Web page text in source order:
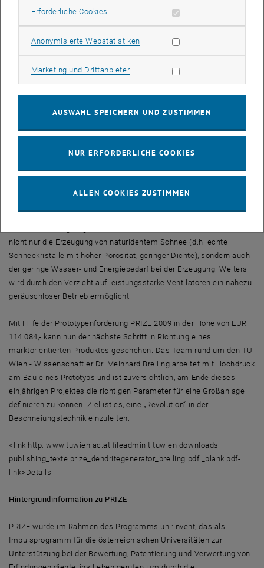
Kunstschnee wie aus den Wolken
In einen völligen anderen Bereich fällt die zweite ausgezeichnete
Schneeerzeuger, der naturähnlichen Schnee als Endprodukt liefert
Bei dieser Art der Schneeerzeugung werden echte Schneekristalle
Erzeugung von Schnee durch einen hohen Energie- und
nicht nur die Erzeugung von naturidentem Schnee (d.h. echte
Schneekristalle mit hoher Porosität, geringer Dichte), sondern auch
der geringe Wasser- und Energiebedarf bei der Erzeugung. Weiters
wird durch den Verzicht auf leistungsstarke Ventilatoren ein nahezu
geräuschloser Betrieb ermöglicht.
Mit Hilfe der Prototypenförderung PRIZE 2009 in der Höhe von EUR
114.084,- kann nun der nächste Schritt in Richtung eines
marktorientierten Produktes geschehen. Das Team rund um den TU
Wien - Wissenschaftler Dr. Meinhard Breiling arbeitet mit Hochdruck
am Bau eines Prototyps und ist zuversichtlich, am Ende dieses
einjährigen Projektes die richtigen Parameter für eine Großanlage
definieren zu können. Ziel ist es, eine „Revolution“ in der
Beschneiungstechnik einzuleiten.
<link http: www.tuwien.ac.at fileadmin t tuwien downloads
publishing_texte prize_dendritegenerator_breiling.pdf _blank pdf-
link>Details
Hintergrundinformation zu PRIZE
PRIZE wurde im Rahmen des Programms uni:invent, das als
Impulsprogramm für die österreichischen Universitäten zur
Unterstützung bei der Bewertung, Patentierung und Verwertung von
Erforderliche Cookies Erforderliche Cookies zulassen
Anonymisierte WebstatistikenStatistik Cookies zulassen
Marketing und DrittanbieterMarketing Cookies zulassen
AUSWAHL SPEICHERN UND ZUSTIMMEN
NUR ERFORDERLICHE COOKIES
ALLEN COOKIES ZUSTIMMEN